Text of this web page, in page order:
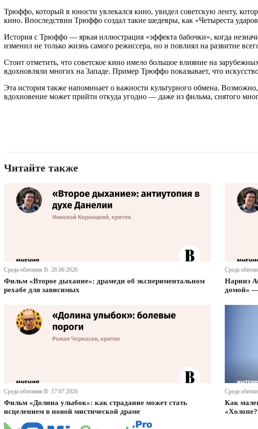
Трюффо, который в юности увлекался кино, увидел советскую ленту,
кино. Впоследствии Трюффо создал такие шедевры, как «Четыреста
История с Трюффо — яркая иллюстрация «эффекта бабочки», когда
изменил не только жизнь самого режиссера, но и повлиял на развитие
Стоит отметить, что советское кино имело большое влияние на
вдохновляли многих на Западе. Пример Трюффо показывает, что
Эта история также напоминает о важности культурного обмена.
вдохновение может прийти откуда угодно — даже из фильма, снятого
Читайте также
Среда обитания В· 26.06.2026
Фильм «Второе дыхание»: драмеди об экспериментальном
рехабе для зависимых
Среда
Наринэ
домой»
Среда обитания В· 17.07.2026
Фильм «Долина улыбок»: как страдание может стать
исцелением в новой мистической драме
Среда
Как